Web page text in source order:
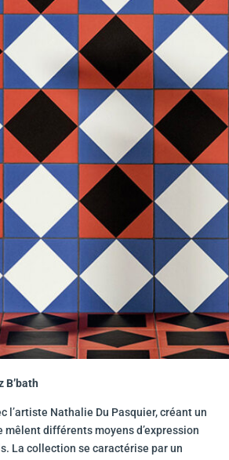
B’bath
l’artiste Nathalie Du Pasquier, créant un
mêlent différents moyens d’expression
La collection se caractérise par un